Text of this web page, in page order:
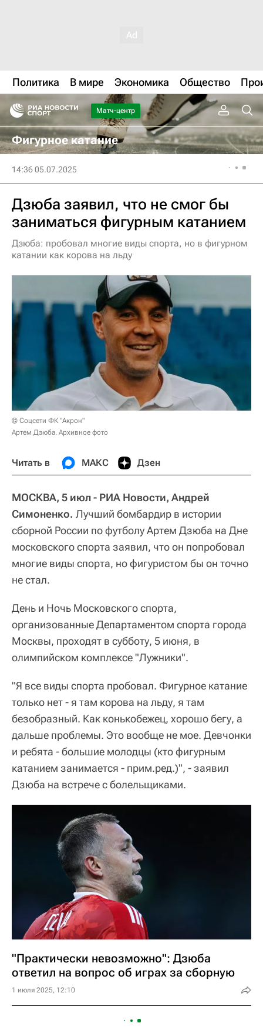
Политика В мире Экономика Общество
Матч-центр
Фигурное катание
14:36 05.07.2025
Дзюба заявил, что не смог бы
заниматься фигурным катанием
Дзюба: пробовал многие виды спорта, но в фигурном
катании как корова на льду
© Соцсети ФК "Акрон"
Артем Дзюба. Архивное фото
Читать в МАКС Дзен
МОСКВА, 5 июл - РИА Новости, Андрей
Симоненко. Лучший бомбардир в истории
сборной России по футболу Артем Дзюба на Дне
московского спорта заявил, что он попробовал
многие виды спорта, но фигуристом бы он точно
не стал.
День и Ночь Московского спорта,
организованные Департаментом спорта города
Москвы, проходят в субботу, 5 июня, в
олимпийском комплексе "Лужники".
"Я все виды спорта пробовал. Фигурное катание
только нет - я там корова на льду, я там
безобразный. Как конькобежец, хорошо бегу, а
дальше проблемы. Это вообще не мое. Девчонки
и ребята - большие молодцы (кто фигурным
катанием занимается - прим.ред.)", - заявил
Дзюба на встрече с болельщиками.
"Практически невозможно": Дзюба
ответил на вопрос об играх за сборную
1 июля 2025, 12:10